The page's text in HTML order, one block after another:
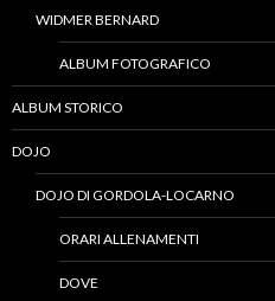
WIDMER BERNARD
ALBUM FOTOGRAFICO
ALBUM STORICO
DOJO
DOJO DI GORDOLA-LOCARNO
ORARI ALLENAMENTI
DOVE